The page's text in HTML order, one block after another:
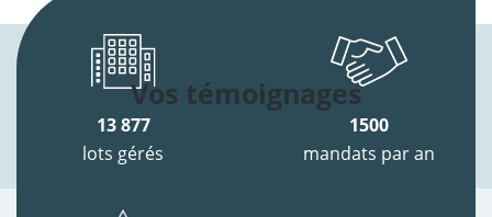
Vos témoignages
13 877
lots gérés
1500
mandats par an